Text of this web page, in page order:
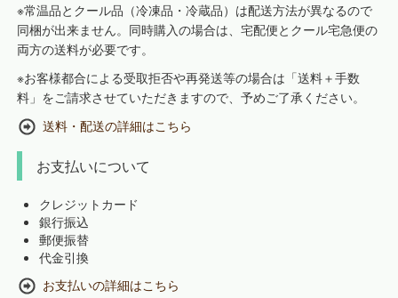
※常温品とクール品（冷凍品・冷蔵品）は配送方法が異なるので
同梱が出来ません。同時購入の場合は、宅配便とクール宅急便の
両方の送料が必要です。
※お客様都合による受取拒否や再発送等の場合は「送料＋手数
料」をご請求させていただきますので、予めご了承ください。
送料・配送の詳細はこちら
お支払いについて
クレジットカード
銀行振込
郵便振替
代金引換
お支払いの詳細はこちら